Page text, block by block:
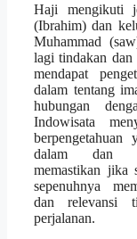
Haji mengikuti
(Ibrahim) dan
Muhammad
lagi tindakan dan
mendapat
dalam tentang
hubungan
Indowisata
berpengetahuan
dalam dan
memastikan jika
sepenuhnya
dan relevansi
perjalanan.